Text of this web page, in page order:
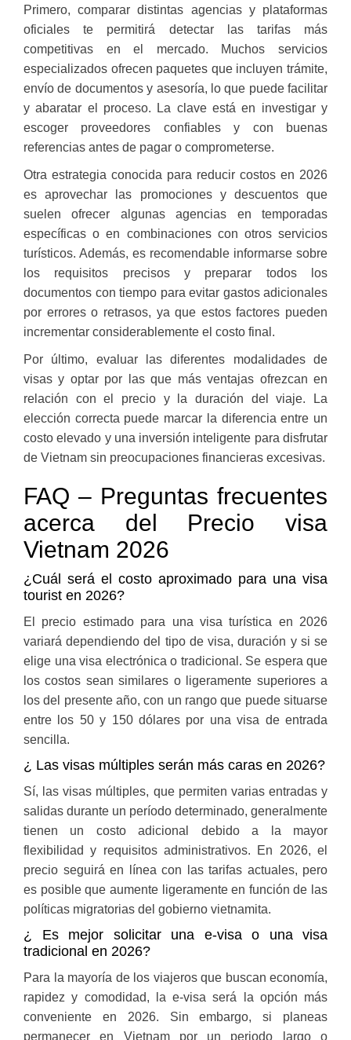
Primero, comparar distintas agencias y plataformas
oficiales te permitirá detectar las tarifas más
competitivas en el mercado. Muchos servicios
especializados ofrecen paquetes que incluyen trámite,
envío de documentos y asesoría, lo que puede facilitar
y abaratar el proceso. La clave está en investigar y
escoger proveedores confiables y con buenas
referencias antes de pagar o comprometerse.
Otra estrategia conocida para reducir costos en 2026
es aprovechar las promociones y descuentos que
suelen ofrecer algunas agencias en temporadas
específicas o en combinaciones con otros servicios
turísticos. Además, es recomendable informarse sobre
los requisitos precisos y preparar todos los
documentos con tiempo para evitar gastos adicionales
por errores o retrasos, ya que estos factores pueden
incrementar considerablemente el costo final.
Por último, evaluar las diferentes modalidades de
visas y optar por las que más ventajas ofrezcan en
relación con el precio y la duración del viaje. La
elección correcta puede marcar la diferencia entre un
costo elevado y una inversión inteligente para disfrutar
de Vietnam sin preocupaciones financieras excesivas.
FAQ – Preguntas frecuentes
acerca del Precio visa
Vietnam 2026
¿Cuál será el costo aproximado para una visa
tourist en 2026?
El precio estimado para una visa turística en 2026
variará dependiendo del tipo de visa, duración y si se
elige una visa electrónica o tradicional. Se espera que
los costos sean similares o ligeramente superiores a
los del presente año, con un rango que puede situarse
entre los 50 y 150 dólares por una visa de entrada
sencilla.
¿ Las visas múltiples serán más caras en 2026?
Sí, las visas múltiples, que permiten varias entradas y
salidas durante un período determinado, generalmente
tienen un costo adicional debido a la mayor
flexibilidad y requisitos administrativos. En 2026, el
precio seguirá en línea con las tarifas actuales, pero
es posible que aumente ligeramente en función de las
políticas migratorias del gobierno vietnamita.
¿ Es mejor solicitar una e-visa o una visa
tradicional en 2026?
Para la mayoría de los viajeros que buscan economía,
rapidez y comodidad, la e-visa será la opción más
conveniente en 2026. Sin embargo, si planeas
permanecer en Vietnam por un periodo largo o